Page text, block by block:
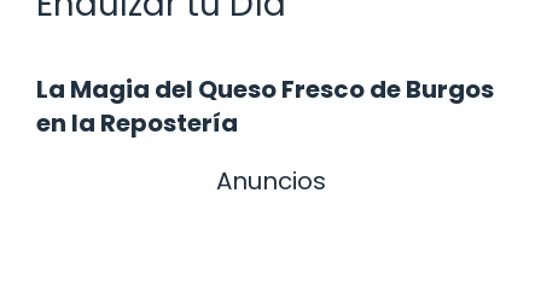
La Magia del Queso Fresco de Burgos
en la Repostería
Anuncios